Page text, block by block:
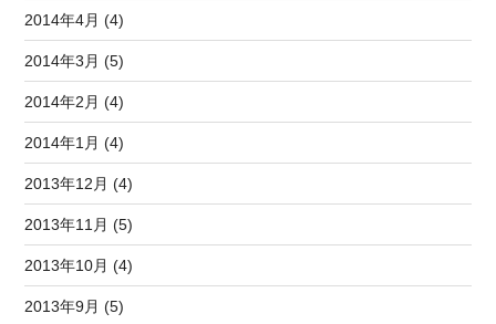
2014年4月 (4)
2014年3月 (5)
2014年2月 (4)
2014年1月 (4)
2013年12月 (4)
2013年11月 (5)
2013年10月 (4)
2013年9月 (5)